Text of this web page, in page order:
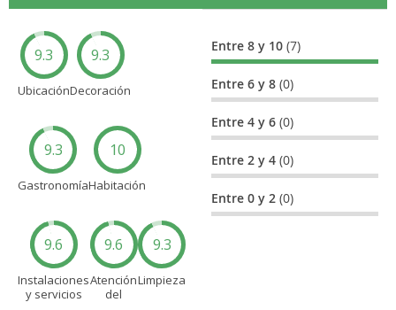
9.3
Ubicación
9.3
Decoración
9.3
Gastronomía
10
Habitación
9.6
Instalaciones
y servicios
9.6
Atención
del
9.3
Limpieza
Entre 8 y 10(7)
Entre 6 y 8(0)
Entre 4 y 6(0)
Entre 2 y 4(0)
Entre 0 y 2(0)